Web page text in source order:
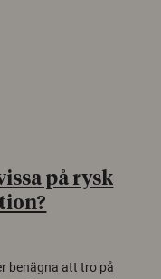
på rysk
benägna att tro på